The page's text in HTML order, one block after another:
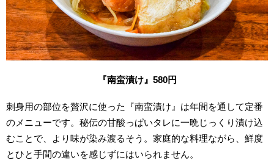
『南蛮漬け』 580円
刺身用の部位を贅沢に使った『南蛮漬け』は年間を通して定番
のメニューです。秘伝の甘酸っぱいタレに一晩じっくり漬け込
むことで、より味が染み渡るそう。家庭的な料理ながら、鮮度
とひと手間の違いを感じずにはいられません。